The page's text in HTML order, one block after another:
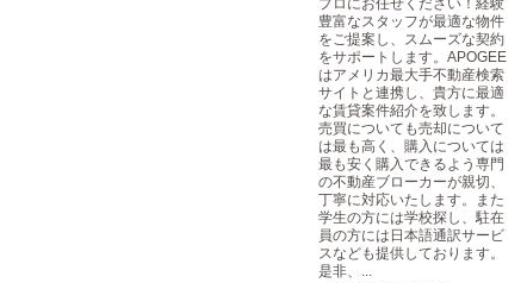
プロにお任せください！経験
豊富なスタッフが最適な物件
をご提案し、スムーズな契約
をサポートします。APOGEE
はアメリカ最大手不動産検索
サイトと連携し、貴方に最適
な賃貸案件紹介を致します。
売買についても売却について
は最も高く、購入については
最も安く購入できるよう専門
の不動産ブローカーが親切、
丁寧に対応いたします。また
学生の方には学校探し、駐在
員の方には日本語通訳サービ
スなども提供しております。
是非、...